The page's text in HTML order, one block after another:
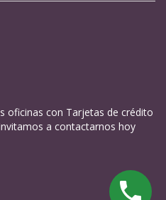
oficinas con Tarjetas de crédito
a contactarnos hoy